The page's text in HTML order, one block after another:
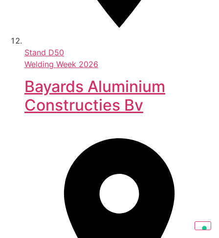
Stand D50
Welding Week 2026
Bayards Aluminium
Constructies Bv